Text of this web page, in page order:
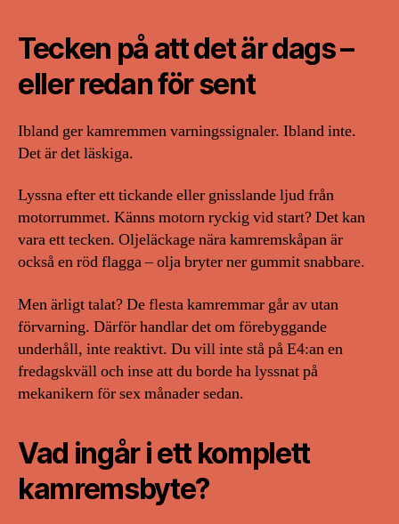
Tecken på att det är dags –
eller redan för sent
Ibland ger kamremmen varningssignaler. Ibland inte.
Det är det läskiga.
Lyssna efter ett tickande eller gnisslande ljud från
motorrummet. Känns motorn ryckig vid start? Det kan
vara ett tecken. Oljeläckage nära kamremskåpan är
också en röd flagga – olja bryter ner gummit snabbare.
Men ärligt talat? De flesta kamremmar går av utan
förvarning. Därför handlar det om förebyggande
underhåll, inte reaktivt. Du vill inte stå på E4:an en
fredagskväll och inse att du borde ha lyssnat på
mekanikern för sex månader sedan.
Vad ingår i ett komplett
kamremsbyte?